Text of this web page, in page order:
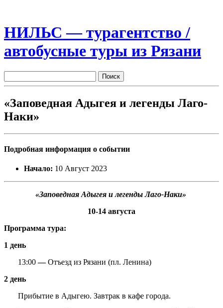
НИЛЬС — турагентство /
автобусные туры из Рязани
«Заповедная Адыгея и легенды Лаго-
Наки»
Подробная информация о событии
Начало: 10 Август 2023
«Заповедная Адыгея и легенды Лаго-Наки»
10-14 августа
Программа тура:
1 день
13:00—Отъезд из Рязани (пл. Ленина)
2 день
Прибытие в Адыгею. Завтрак в кафе города.